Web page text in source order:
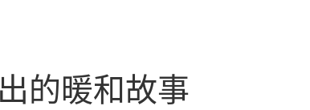
的暖和故事